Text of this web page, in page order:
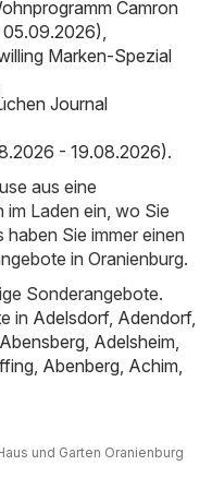
Camron
,
Marken-Spezial
Journal
- 19.08.2026).
aus eine
im Laden ein, wo Sie
Sie immer einen
in Oranienburg.
Sonderangebote.
in Adelsdorf, Adendorf,
Abensberg, Adelsheim,
, Abenberg, Achim,
und Garten Oranienburg